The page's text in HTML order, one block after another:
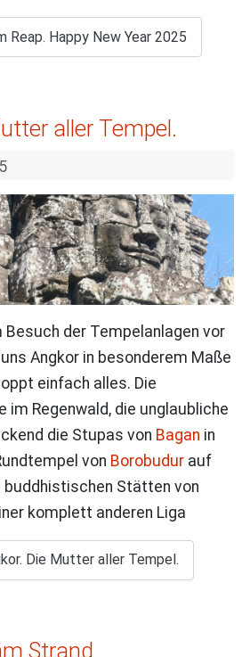
Reap. Happy New Year 2025
aller Tempel.
Besuch der Tempelanlagen vor
Angkor in besonderem Maße
einfach alles. Die
im Regenwald, die unglaubliche
die Stupas von Bagan in
von Borobudurauf
buddhistischen Stätten von
komplett anderen Liga
Die Mutter aller Tempel.
Strand